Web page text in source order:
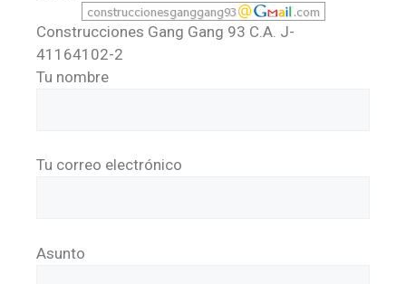
Construcciones Gang Gang 93 C.A. J-
41164102-2
Tu nombre
Tu correo electrónico
Asunto